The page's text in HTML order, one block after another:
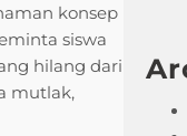
konsep
siswa
hilang dari
mutlak,